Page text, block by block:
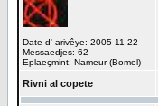
Date d' arivêye: 2005-11-22
Messaedjes: 62
Eplaeçmint: Nameur (Bomel)
Rivni al copete